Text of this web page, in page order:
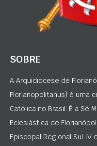
SOBRE
A Arquidiocese de
Florianopolitanus) é uma
Católica no Brasil. É a Sé
Eclesiástica de
Episcopal Regional Sul IV